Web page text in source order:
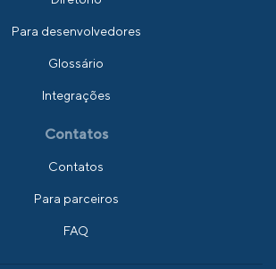
Para desenvolvedores
Glossário
Integrações
Contatos
Contatos
Para parceiros
FAQ